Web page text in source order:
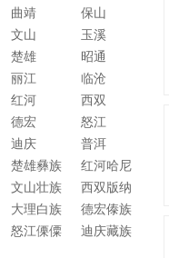
曲靖
保山
文山
玉溪
楚雄
昭通
丽江
临沧
红河
西双
德宏
怒江
迪庆
普洱
楚雄彝族
自治州
红河哈尼
族彝族自
治州
文山壮族
苗族自治
州
西双版纳
傣族自治
州
大理白族
自治州
德宏傣族
景颇族自
怒江傈僳
迪庆藏族